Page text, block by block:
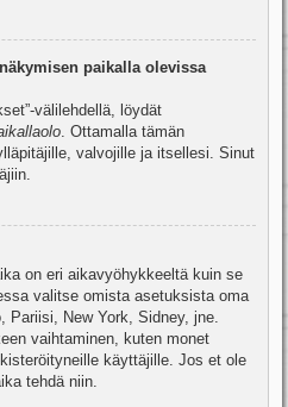
paikalla olevissa
välilehdellä, löydät
. Ottamalla tämän
valvojille ja itsellesi. Sinut
on eri aikavyöhykkeeltä kuin se
valitse omista asetuksista oma
Pariisi, New York, Sidney, jne.
vaihtaminen, kuten monet
käyttäjille. Jos et ole
tehdä niin.